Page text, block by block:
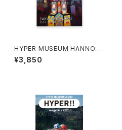
HYPER MUSEUM HANNO: H
YPER!! magazine 2025-202
6 たかくらかずき
¥3,850